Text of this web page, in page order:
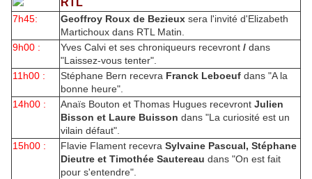
RTL
7h45: Geoffroy Roux de Bezieux sera l'invité d'Elizabeth
Martichoux dans RTL Matin.
9h00 :
Yves Calvi et ses chroniqueurs recevront / dans
"Laissez-vous tenter".
11h00 :
Stéphane Bern recevra Franck Leboeuf dans "A la
bonne heure".
14h00 :
Anaïs Bouton et Thomas Hugues recevront Julien
Bisson et Laure Buisson dans "La curiosité est un
vilain défaut".
15h00 :
Flavie Flament recevra Sylvaine Pascual, Stéphane
Dieutre et Timothée Sautereau dans "On est fait
pour s'entendre".